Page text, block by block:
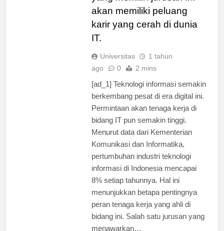
yang memilih jurusan ini
akan memiliki peluang
karir yang cerah di dunia
Universitas
1 tahun
[ad_1] Teknologi informasi semakin
berkembang pesat di era digital ini.
Permintaan akan tenaga kerja di
bidang IT pun semakin tinggi.
Menurut data dari Kementerian
Komunikasi dan Informatika,
pertumbuhan industri teknologi
informasi di Indonesia mencapai
8% setiap tahunnya. Hal ini
menunjukkan betapa pentingnya
peran tenaga kerja yang ahli di
bidang ini. Salah satu jurusan yang